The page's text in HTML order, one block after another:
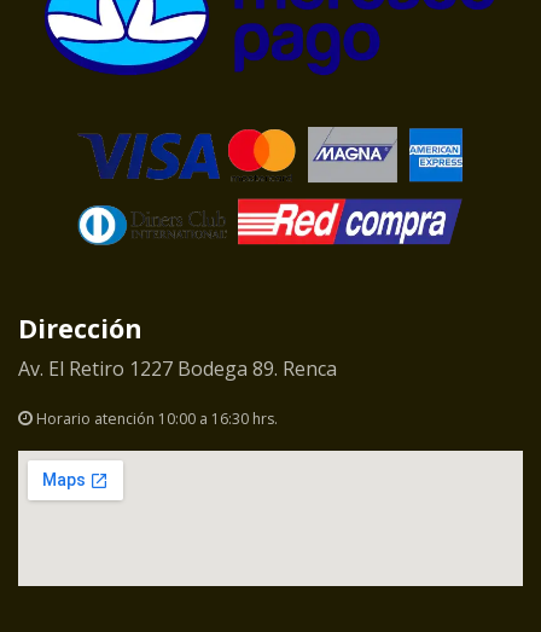
Dirección
Av. El Retiro 1227 Bodega 89. Renca
Horario atención 10:00 a 16:30 hrs.